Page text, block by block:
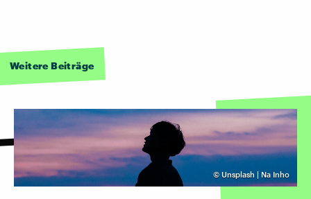
Weitere Beiträge
© Unsplash | Na Inho